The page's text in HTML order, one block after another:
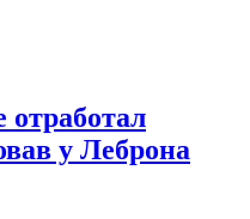
у Леброна